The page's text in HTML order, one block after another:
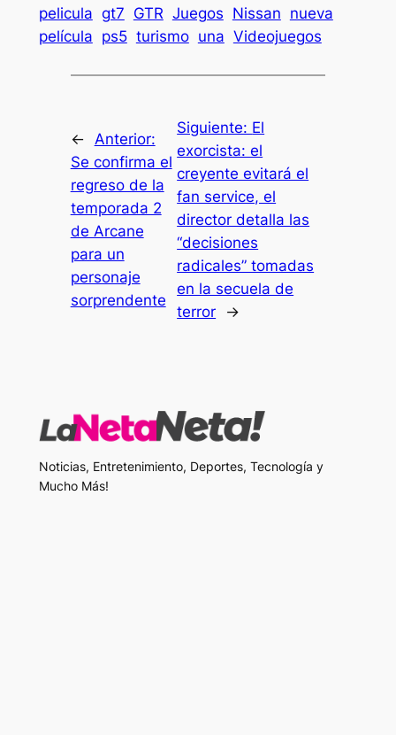
pelicula gt7 GTR Juegos Nissan nueva
película ps5 turismo una Videojuegos
← Anterior:
Se confirma el
regreso de la
temporada 2
de Arcane
para un
personaje
sorprendente
Siguiente: El
exorcista: el
creyente evitará el
fan service, el
director detalla las
“decisiones
radicales” tomadas
en la secuela de
terror
→
Noticias, Entretenimiento, Deportes, Tecnología y
Mucho Más!